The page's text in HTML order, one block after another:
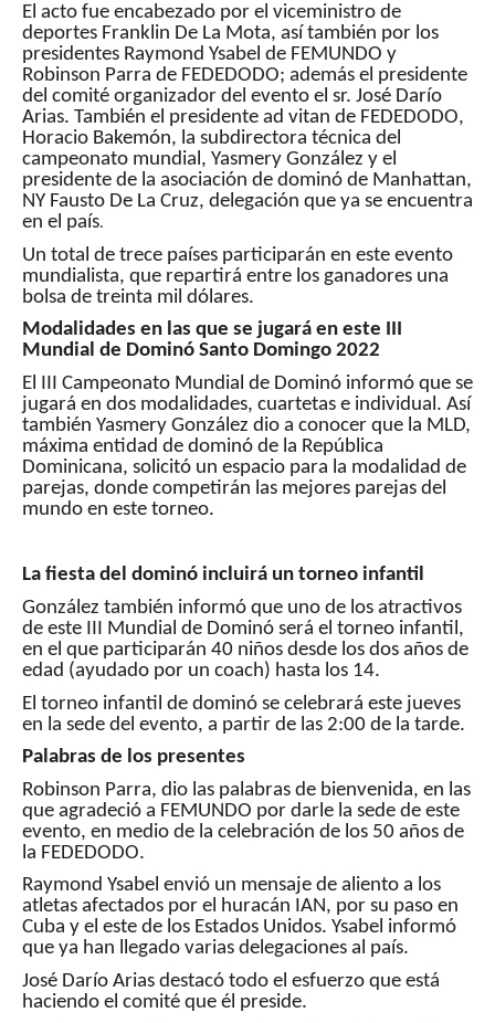
El acto fue encabezado por el viceministro de
deportes Franklin De La Mota, así también por los
presidentes Raymond Ysabel de FEMUNDO y
Robinson Parra de FEDEDODO; además el presidente
del comité organizador del evento el sr. José Darío
Arias. También el presidente ad vitan de FEDEDODO,
Horacio Bakemón, la subdirectora técnica del
campeonato mundial, Yasmery González y el
presidente de la asociación de dominó de Manhattan,
NY Fausto De La Cruz, delegación que ya se encuentra
en el país.
Un total de trece países participarán en este evento
mundialista, que repartirá entre los ganadores una
bolsa de treinta mil dólares.
Modalidades en las que se jugará en este III
Mundial de Dominó Santo Domingo 2022
El III Campeonato Mundial de Dominó informó que se
jugará en dos modalidades, cuartetas e individual. Así
también Yasmery González dio a conocer que la MLD,
máxima entidad de dominó de la República
Dominicana, solicitó un espacio para la modalidad de
parejas, donde competirán las mejores parejas del
mundo en este torneo.
La fiesta del dominó incluirá un torneo infantil
González también informó que uno de los atractivos
de este III Mundial de Dominó será el torneo infantil,
en el que participarán 40 niños desde los dos años de
edad (ayudado por un coach) hasta los 14.
El torneo infantil de dominó se celebrará este jueves
en la sede del evento, a partir de las 2:00 de la tarde.
Palabras de los presentes
Robinson Parra, dio las palabras de bienvenida, en las
que agradeció a FEMUNDO por darle la sede de este
evento, en medio de la celebración de los 50 años de
la FEDEDODO.
Raymond Ysabel envió un mensaje de aliento a los
atletas afectados por el huracán IAN, por su paso en
Cuba y el este de los Estados Unidos. Ysabel informó
que ya han llegado varias delegaciones al país.
José Darío Arias destacó todo el esfuerzo que está
haciendo el comité que él preside.